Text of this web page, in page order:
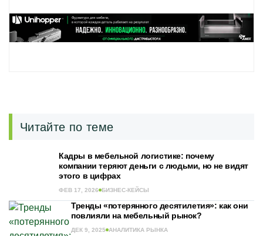
Читайте по теме
Кадры в мебельной логистике: почему
компании теряют деньги с людьми, но не видят
этого в цифрах
ФЕВ 17, 2026 БИЗНЕС-КЕЙСЫ
Тренды «потерянного десятилетия»: как они
повлияли на мебельный рынок?
ДЕК 9, 2025 АНАЛИТИКА РЫНКА